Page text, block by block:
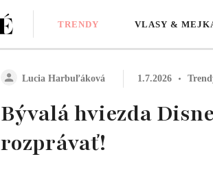
TRENDY VLASY &
Lucia Harbuľáková 1.7.2026
Bývalá hviezda
rozprávať!